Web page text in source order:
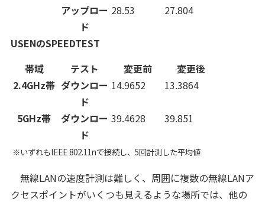
アップロー
ド
28.53 27.804
USENのSPEEDTEST
帯域
テスト 変更前
変更後
2.4GHz帯 ダウンロー
ド
14.9652 13.3864
5GHz帯
ダウンロー
ド
39.4628 39.851
※いずれもIEEE 802.11nで接続し、5回計測した平均値
無線LANの速度計測は難しく、周囲に複数の無線LANア
クセスポイントがいくつも見えるような場所では、他の